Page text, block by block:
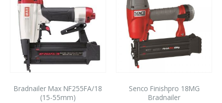
Bradnailer Max NF255FA/18
(15-55mm)
Senco Finishpro 18MG
Bradnailer